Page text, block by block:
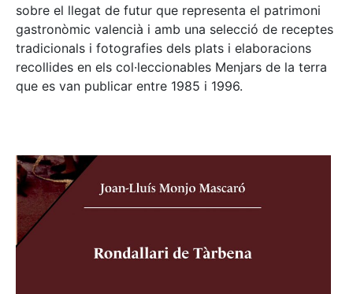
sobre el llegat de futur que representa el patrimoni
gastronòmic valencià i amb una selecció de receptes
tradicionals i fotografies dels plats i elaboracions
recollides en els col·leccionables Menjars de la terra
que es van publicar entre 1985 i 1996.